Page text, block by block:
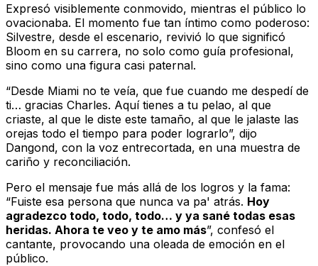
Expresó visiblemente conmovido, mientras el público lo
ovacionaba. El momento fue tan íntimo como poderoso:
Silvestre, desde el escenario, revivió lo que significó
Bloom en su carrera, no solo como guía profesional,
sino como una figura casi paternal.
“Desde Miami no te veía, que fue cuando me despedí de
ti… gracias Charles. Aquí tienes a tu pelao, al que
criaste, al que le diste este tamaño, al que le jalaste las
orejas todo el tiempo para poder lograrlo”, dijo
Dangond, con la voz entrecortada, en una muestra de
cariño y reconciliación.
Pero el mensaje fue más allá de los logros y la fama:
“Fuiste esa persona que nunca va pa' atrás. Hoy
agradezco todo, todo, todo… y ya sané todas esas
heridas. Ahora te veo y te amo más”, confesó el
cantante, provocando una oleada de emoción en el
público.